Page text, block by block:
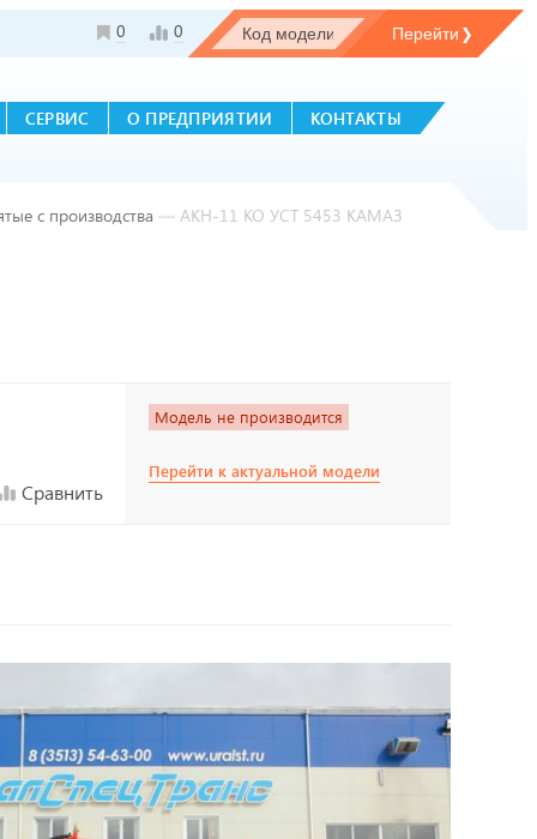
0 0
СЕРВИС О ПРЕДПРИЯТИИ КОНТАКТЫ
с производства — АКН-11 КО УСТ 5453 КАМАЗ
Сравнить
Модель не производится
Перейти к актуальной модели